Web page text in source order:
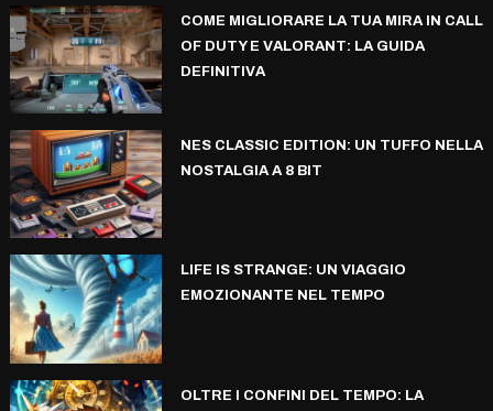
COME MIGLIORARE LA TUA MIRA IN CALL
OF DUTY E VALORANT: LA GUIDA
DEFINITIVA
NES CLASSIC EDITION: UN TUFFO NELLA
NOSTALGIA A 8 BIT
LIFE IS STRANGE: UN VIAGGIO
EMOZIONANTE NEL TEMPO
OLTRE I CONFINI DEL TEMPO: LA